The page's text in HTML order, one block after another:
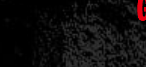
ゴ
ジ
ラ
カ
ー